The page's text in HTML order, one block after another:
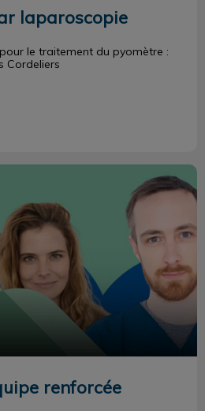
laparoscopie
le traitement du pyomètre :
Cordeliers
renforcée